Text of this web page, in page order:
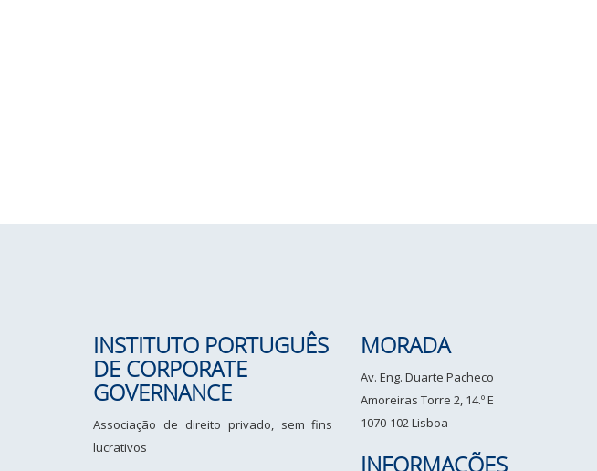
INSTITUTO PORTUGUÊS
DE CORPORATE
GOVERNANCE
Associação de direito privado, sem fins
lucrativos
MORADA
Av. Eng. Duarte Pacheco
Amoreiras Torre 2, 14.º E
1070-102 Lisboa
INFORMAÇÕES